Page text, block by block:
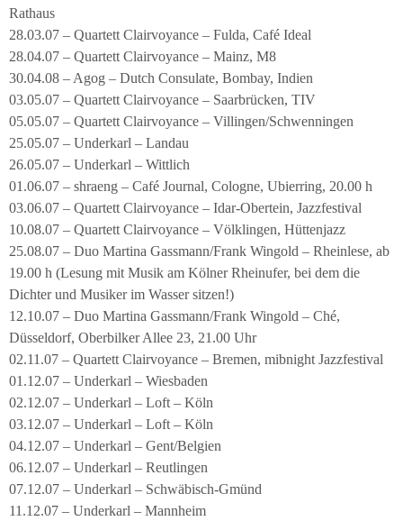
Rathaus
28.03.07 – Quartett Clairvoyance – Fulda, Café Ideal
28.04.07 – Quartett Clairvoyance – Mainz, M8
30.04.08 – Agog – Dutch Consulate, Bombay, Indien
03.05.07 – Quartett Clairvoyance – Saarbrücken, TIV
05.05.07 – Quartett Clairvoyance – Villingen/Schwenningen
25.05.07 – Underkarl – Landau
26.05.07 – Underkarl – Wittlich
01.06.07 – shraeng – Café Journal, Cologne, Ubierring, 20.00 h
03.06.07 – Quartett Clairvoyance – Idar-Obertein, Jazzfestival
10.08.07 – Quartett Clairvoyance – Völklingen, Hüttenjazz
25.08.07 – Duo Martina Gassmann/Frank Wingold – Rheinlese, ab
19.00 h (Lesung mit Musik am Kölner Rheinufer, bei dem die
Dichter und Musiker im Wasser sitzen!)
12.10.07 – Duo Martina Gassmann/Frank Wingold – Ché,
Düsseldorf, Oberbilker Allee 23, 21.00 Uhr
02.11.07 – Quartett Clairvoyance – Bremen, mibnight Jazzfestival
01.12.07 – Underkarl – Wiesbaden
02.12.07 – Underkarl – Loft – Köln
03.12.07 – Underkarl – Loft – Köln
04.12.07 – Underkarl – Gent/Belgien
06.12.07 – Underkarl – Reutlingen
07.12.07 – Underkarl – Schwäbisch-Gmünd
11.12.07 – Underkarl – Mannheim